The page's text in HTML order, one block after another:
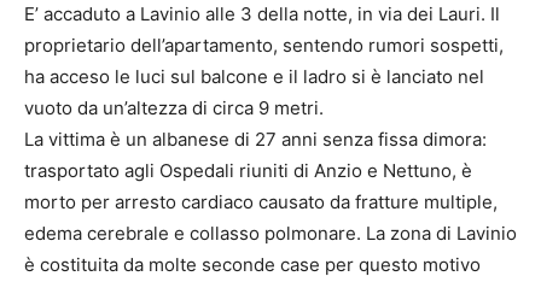
E’ accaduto a Lavinio alle 3 della notte, in via dei Lauri. Il
proprietario dell’apartamento, sentendo rumori sospetti,
ha acceso le luci sul balcone e il ladro si è lanciato nel
vuoto da un’altezza di circa 9 metri.
La vittima è un albanese di 27 anni senza fissa dimora:
trasportato agli Ospedali riuniti di Anzio e Nettuno, è
morto per arresto cardiaco causato da fratture multiple,
edema cerebrale e collasso polmonare. La zona di Lavinio
è costituita da molte seconde case per questo motivo